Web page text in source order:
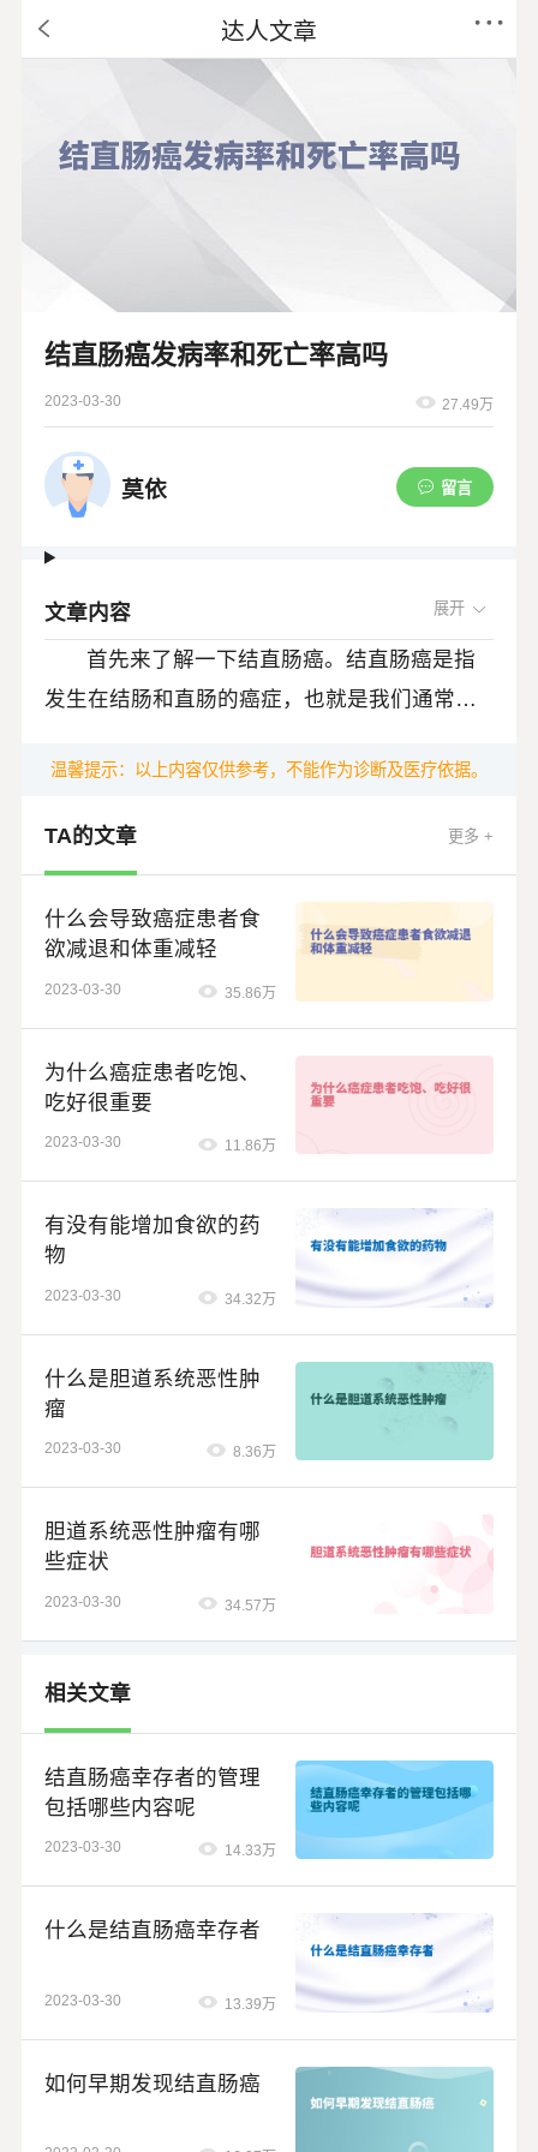
达人文章
结直肠癌发病率和死亡率高吗
2023-03-30 27.49万
莫依 留言
文章内容
首先来了解一下结直肠癌。结直肠癌是指
发生在结肠和直肠的癌症，也就是我们通常所
瘤，严重危害人类的健康。根据世界卫生组织
位，死亡人数接近100万，排在第二位。
那么中国结直肠癌发病率和死亡率如何
症发病率与死亡率，2016》一文中详尽阐述了2
016年中国癌症疾病负担情况。在所有人群中，
结直肠癌发病率排在第二位，城市高于农村；
死亡率排在第四位，农村高于城市，且均呈上
升趋势。
韩等发达国家，不到60%，而发达国家都在6
0%以上。
早期诊断率偏低很大程度影响了我国CRC
患者的治疗和生存的主要原因。美国结直肠癌
早期只占到1/4。中晚期占到了3/4。因此积极推
动规范的CRC早诊早治是改善我国患者预后的
温馨提示：以上内容仅供参考，不能作为诊断及医疗依据。
TA的文章 更多 +
什么会导致癌症患者食
欲减退和体重减轻
2023-03-30 35.86万
为什么癌症患者吃饱、
吃好很重要
2023-03-30 11.86万
有没有能增加食欲的药
物
2023-03-30 34.32万
什么是胆道系统恶性肿
瘤
2023-03-30 8.36万
胆道系统恶性肿瘤有哪
些症状
2023-03-30 34.57万
相关文章
结直肠癌幸存者的管理
包括哪些内容呢
2023-03-30 14.33万
什么是结直肠癌幸存者
2023-03-30 13.39万
如何早期发现结直肠癌